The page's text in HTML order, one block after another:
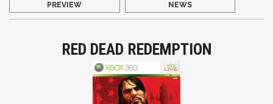
PREVIEW NEWS
RED DEAD REDEMPTION